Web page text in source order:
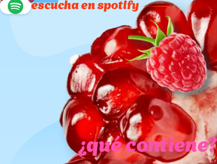
escucha en spotify
¿qué contiene?